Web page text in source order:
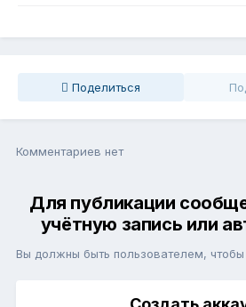
Поделиться
Комментариев нет
Для публикации
учётную запись или
Вы должны быть пользователем,